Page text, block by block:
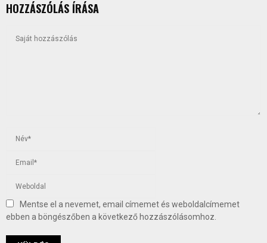
HOZZÁSZÓLÁS ÍRÁSA
Mentse el a nevemet, email címemet és weboldalcímemet
ebben a böngészőben a következő hozzászólásomhoz.